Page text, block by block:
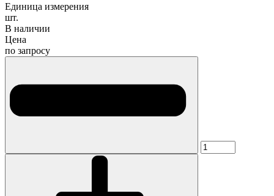
Единица измерения
шт.
В наличии
Цена
по запросу